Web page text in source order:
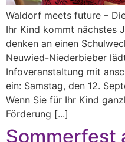
Waldorf meets future –
Ihr Kind kommt nächstes
denken an einen
Neuwied-Niederbieber
Infoveranstaltung mit
ein: Samstag, den 12.
Wenn Sie für Ihr Kind
Förderung [...]
Sommerfest